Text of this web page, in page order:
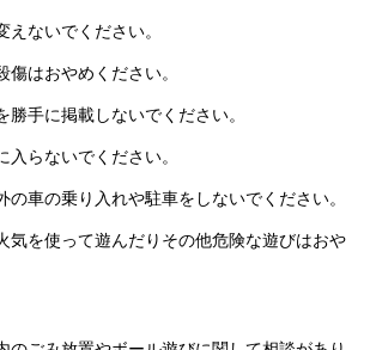
えないでください。
傷はおやめください。
勝手に掲載しないでください。
入らないでください。
の車の乗り入れや駐車をしないでください。
気を使って遊んだりその他危険な遊びはおや